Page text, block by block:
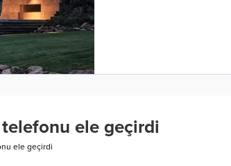
ele geçirdi
ele geçirdi